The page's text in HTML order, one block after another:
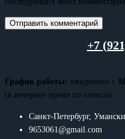
+7
График работы: ежедневно с
(в вечернее время по записи)
Санкт-Петербург,
9653061@gmail.com